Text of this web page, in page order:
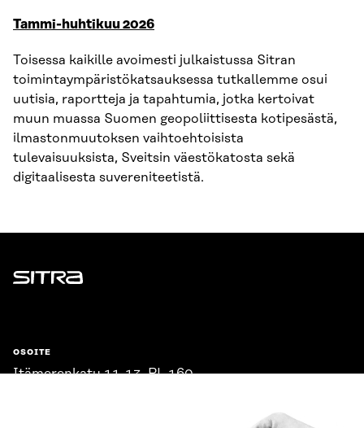
Tammi-huhtikuu 2026
Toisessa kaikille avoimesti julkaistussa Sitran
toimintaympäristökatsauksessa tutkallemme osui
uutisia, raportteja ja tapahtumia, jotka kertoivat
muun muassa Suomen geopoliittisesta kotipesästä,
ilmastonmuutoksen vaihtoehtoisista
tulevaisuuksista, Sveitsin väestökatosta sekä
digitaalisesta suvereniteetistä.
Sitra
OSOITE
Itämerenkatu 11-13, PL 160,